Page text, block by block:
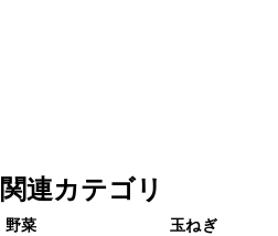
関連カテゴリ
野菜 玉ねぎ